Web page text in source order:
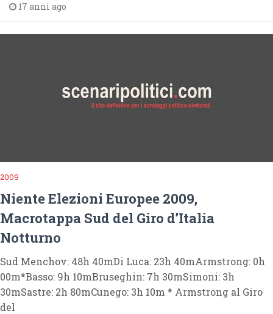
17 anni ago
2009
Niente Elezioni Europee 2009,
Macrotappa Sud del Giro d’Italia
Notturno
Sud Menchov: 48h 40mDi Luca: 23h 40mArmstrong: 0h
00m*Basso: 9h 10mBruseghin: 7h 30mSimoni: 3h
30mSastre: 2h 80mCunego: 3h 10m * Armstrong al Giro
del